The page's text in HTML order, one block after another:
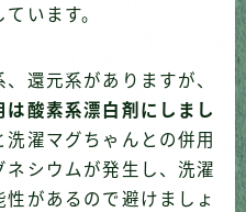
ています。
還元系がありますが、
酸素系漂白剤にしまし
濯マグちゃんとの併用
シウムが発生し、洗濯
があるので避けましょ